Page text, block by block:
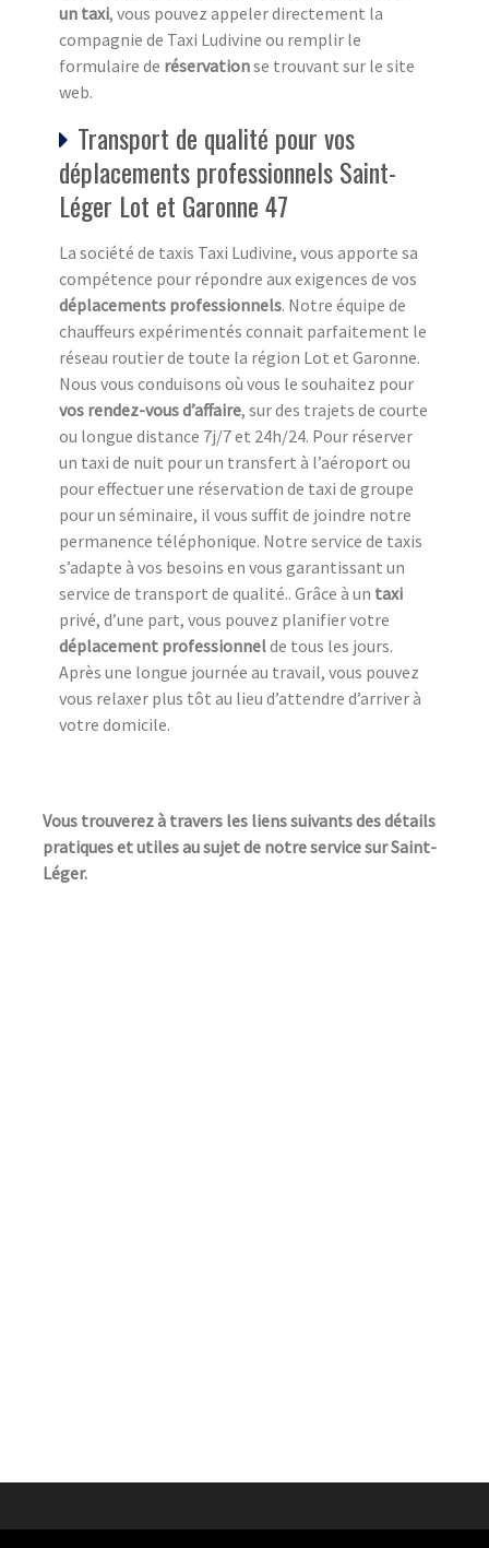
un taxi, vous pouvez appeler directement la
compagnie de Taxi Ludivine ou remplir le
formulaire de réservationse trouvant sur le site
web.
Transport de qualité pour vos
déplacements professionnels Saint-
Léger Lot et Garonne 47
La société de taxis Taxi Ludivine, vous apporte sa
compétence pour répondre aux exigences de vos
déplacements professionnels. Notre équipe de
chauffeurs expérimentés connait parfaitement le
réseau routier de toute la région Lot et Garonne.
Nous vous conduisons où vous le souhaitez pour
vos rendez-vous d’affaire, sur des trajets de courte
ou longue distance 7j/7 et 24h/24. Pour réserver
un taxi de nuit pour un transfert à l’aéroport ou
pour effectuer une réservation de taxi de groupe
pour un séminaire, il vous suffit de joindre notre
permanence téléphonique. Notre service de taxis
s’adapte à vos besoins en vous garantissant un
service de transport de qualité.. Grâce à un taxi
privé, d’une part, vous pouvez planifier votre
déplacement professionnelde tous les jours.
Après une longue journée au travail, vous pouvez
vous relaxer plus tôt au lieu d’attendre d’arriver à
votre domicile.
Vous trouverez à travers les liens suivants des détails
pratiques et utiles au sujet de notre service sur Saint-
Léger.